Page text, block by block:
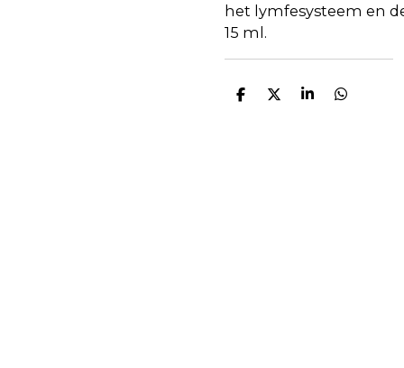
het lymfesysteem en
15 ml.
D
D
S
D